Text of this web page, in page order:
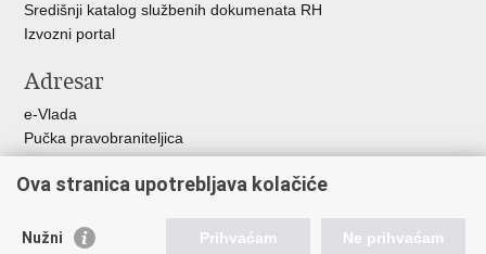
Središnji katalog službenih dokumenata RH
Izvozni portal
Adresar
e-Vlada
Pučka pravobraniteljica
Pravobraniteljica za ravnopravnost spolova
Pravobraniteljica za djecu
Povjerenik za informiranje
Ova stranica upotrebljava kolačiće
Nužni Prihvaćam Ne prihvaćam